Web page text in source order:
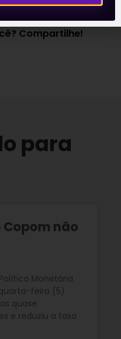
Compartilhe!
para
Copom não
Monetária
feira (5)
quase
e reduziu a taxa